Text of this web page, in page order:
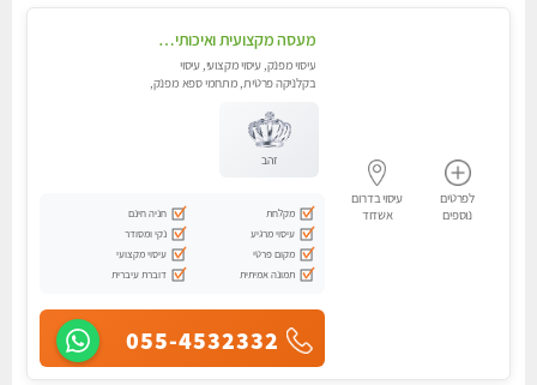
לפרטים
נוספים
עיסוי בדרום
אשדוד
מעסה מקצועית ואיכותית לעיסוי מרגיע ומפנק VIP-מומלץ לחלוטין! פרטי! ​​​​​​ Highly recommended
עיסוי מפנק, עיסוי מקצועי, עיסוי
בקלניקה פרטית, מתחמי ספא מפנק,
זהב
מקלחת
חניה חינם
עיסוי מרגיע
נקי ומסודר
מקום פרטי
עיסוי מקצועי
תמונה אמיתית
דוברת עיברית
055-4532332